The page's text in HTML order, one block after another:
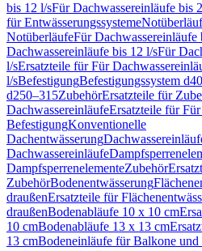
bis 12 l/sFür Dachwassereinläufe bis
für Entwässerungssysteme
NotüberläufeFür Dachwassereinläufe
Dachwassereinläufe bis 12 l/sFür
l/sErsatzteile für Für
l/sBefestigungBefestigungssystem
d250–315ZubehörErsatzteile für
DachwassereinläufeErsatzteile für
BefestigungKonventionelle
Dachentwässerung
Dachwassereinläufe
DampfsperrenelementeZubehör
ZubehörBodenentwässerung
draußenErsatzteile für
draußenBodenabläufe 10 x 10 cm
10 cmBodenabläufe 13 x 13 cm
13 cmBodeneinläufe für Balkone und